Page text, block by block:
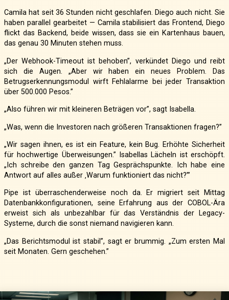
Camila hat seit 36 Stunden nicht geschlafen. Diego auch nicht. Sie
haben parallel gearbeitet — Camila stabilisiert das Frontend, Diego
flickt das Backend, beide wissen, dass sie ein Kartenhaus bauen,
das genau 30 Minuten stehen muss.
„Der Webhook-Timeout ist behoben”, verkündet Diego und reibt
sich die Augen. „Aber wir haben ein neues Problem. Das
Betrugserkennungsmodul wirft Fehlalarme bei jeder Transaktion
über 500.000 Pesos.”
„Also führen wir mit kleineren Beträgen vor”, sagt Isabella.
„Was, wenn die Investoren nach größeren Transaktionen fragen?”
„Wir sagen ihnen, es ist ein Feature, kein Bug. Erhöhte Sicherheit
für hochwertige Überweisungen.” Isabellas Lächeln ist erschöpft.
„Ich schreibe den ganzen Tag Gesprächspunkte. Ich habe eine
Antwort auf alles außer ‚Warum funktioniert das nicht?’”
Pipe ist überraschenderweise noch da. Er migriert seit Mittag
Datenbankkonfigurationen, seine Erfahrung aus der COBOL-Ära
erweist sich als unbezahlbar für das Verständnis der Legacy-
Systeme, durch die sonst niemand navigieren kann.
„Das Berichtsmodul ist stabil”, sagt er brummig. „Zum ersten Mal
seit Monaten. Gern geschehen.”